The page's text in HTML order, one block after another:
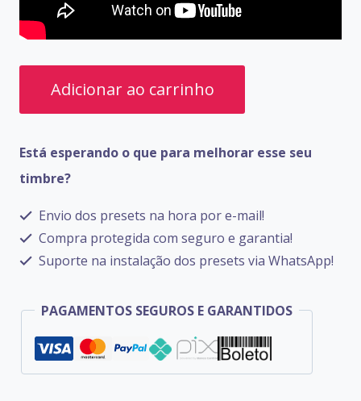
quantidade
Adicionar ao carrinho
Está esperando o que para melhorar esse seu
timbre?
Envio dos presets na hora por e-mail!
Compra protegida com seguro e garantia!
Suporte na instalação dos presets via WhatsApp!
PAGAMENTOS SEGUROS E GARANTIDOS